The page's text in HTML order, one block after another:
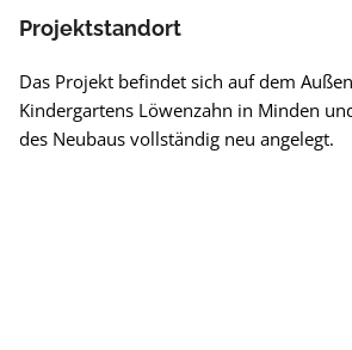
Projektstandort
Das Projekt befindet sich auf dem
Kindergartens Löwenzahn in Minden
des Neubaus vollständig neu angelegt.